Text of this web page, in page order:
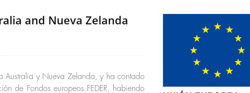
and Nueva Zelanda
y Nueva Zelanda, y ha contado
de Fondos europeos FEDER, habiendo